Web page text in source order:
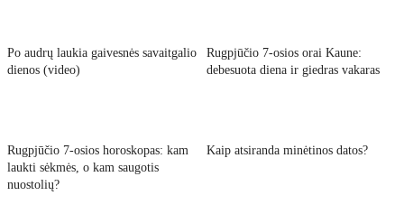
Po audrų laukia gaivesnės savaitgalio
dienos (video)
Rugpjūčio 7-osios orai Kaune:
debesuota diena ir giedras vakaras
Rugpjūčio 7-osios horoskopas: kam
laukti sėkmės, o kam saugotis
nuostolių?
Kaip atsiranda minėtinos datos?